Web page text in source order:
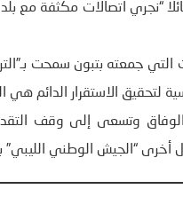
“نجري اتصالات مكثفة مع
التي جمعته بتبون سمحت
لتحقيق الاستقرار الدائم هي
وتسعى إلى وقف
“الجيش الوطني الليبي”